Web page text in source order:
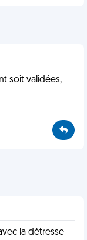
soit validées,
la détresse